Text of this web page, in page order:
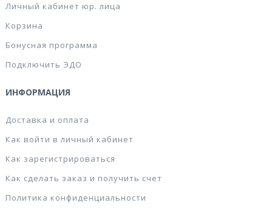
Личный кабинет юр. лица
Корзина
Бонусная программа
Подключить ЭДО
ИНФОРМАЦИЯ
Доставка и оплата
Как войти в личный кабинет
Как зарегистрироваться
Как сделать заказ и получить счет
Политика конфиденциальности